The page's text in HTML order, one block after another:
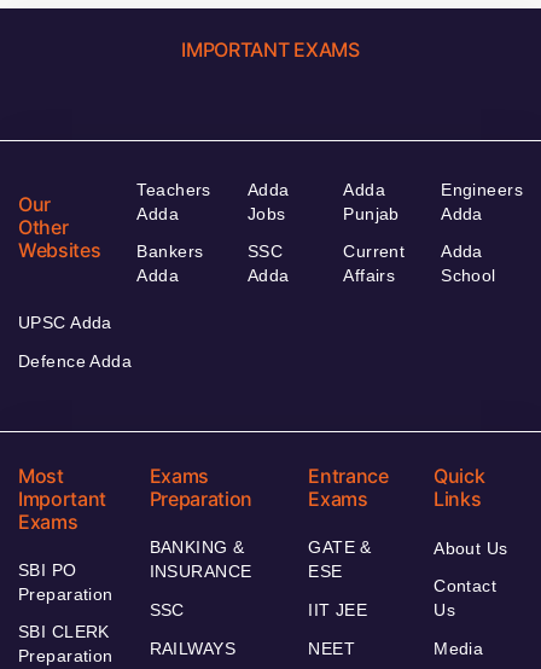
IMPORTANT EXAMS
Our
Other
Websites
Teachers
Adda
Bankers
Adda
Adda
Jobs
SSC
Adda
Adda
Punjab
Current
Affairs
Engineers
Adda
Adda
School
UPSC Adda
Defence Adda
Most
Important
Exams
SBI PO
Preparation
SBI CLERK
Preparation
Exams
Preparation
BANKING &
INSURANCE
SSC
RAILWAYS
Entrance
Exams
GATE &
ESE
IIT JEE
NEET
Quick
Links
About Us
Contact
Us
Media